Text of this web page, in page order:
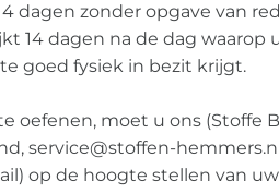
dagen zonder opgave van
14 dagen na de dag waarop
goed fysiek in bezit krijgt.
oefenen, moet u ons (Stoffe
service@stoffen-
op de hoogte stellen van